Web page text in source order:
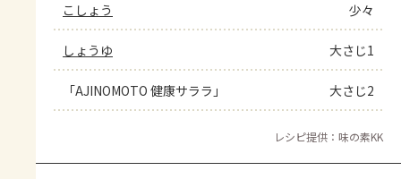
こしょう 少々
しょうゆ 大さじ1
「AJINOMOTO 健康サララ」 大さじ2
レシピ提供：味の素KK